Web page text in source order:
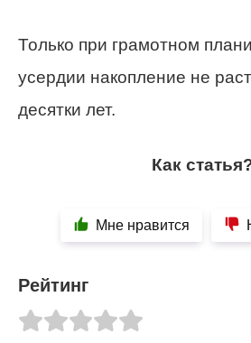
Только при грамотном
усердии накопление не
десятки лет.
Как
Мне нравится
Рейтинг